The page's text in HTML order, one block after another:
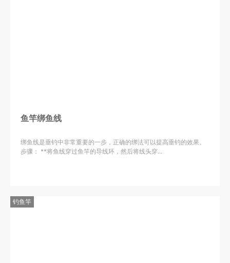
鱼竿绑鱼线
绑鱼线是垂钓中非常重要的一步，正确的绑法可以提高垂钓的效果。
步骤： **将鱼线穿过鱼竿的导线环，然后将线头穿...
钓鱼竿